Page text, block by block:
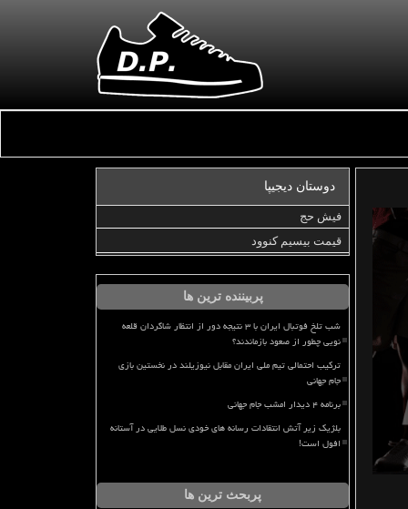
دوستان دیجیپا
فیش حج
قیمت بیسیم کنوود
پربیننده ترین ها
شب تلخ فوتبال ایران با ۳ نتیجه دور از انتظار شاگردان قلعه
نویی چطور از صعود بازماندند؟
ترکیب احتمالی تیم ملی ایران مقابل نیوزیلند در نخستین بازی
جام جهانی
برنامه ۴ دیدار امشب جام جهانی
بلژیک زیر آتش انتقادات رسانه های خودی نسل طلایی در آستانه
افول است!
پربحث ترین ها